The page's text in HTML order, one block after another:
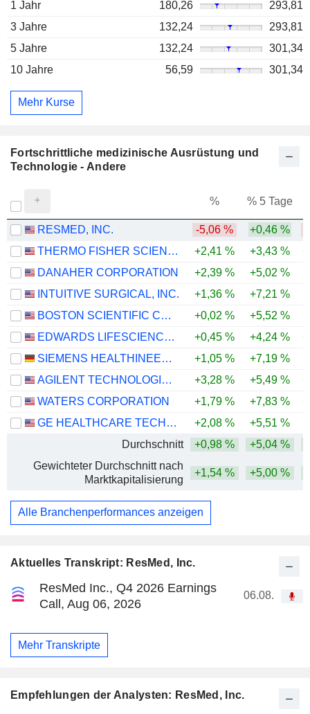
Aktuelles Transkript: ResMed, Inc.
ResMed Inc., Q4 2026 Earnings
Call, Aug 06, 2026
06.08.
Mehr Transkripte
Empfehlungen der Analysten: ResMed, Inc.
1 Jahr
180,26
293,81
3 Jahre
132,24
293,81
5 Jahre
132,24
301,34
10 Jahre
56,59 301,34
Mehr Kurse
Fortschrittliche medizinische Ausrüstung und
Technologie - Andere
% % 5 Tage
RESMED, INC. -5,06 % +0,46 %
THERMO FISHER SCIENTIFIC, INC.
+2,41 % +3,43 %
DANAHER CORPORATION
+2,39 % +5,02 %
INTUITIVE SURGICAL, INC.
+1,36 % +7,21 %
BOSTON SCIENTIFIC CORPORATION
+0,02 % +5,52 %
EDWARDS LIFESCIENCES CORPORATION
+0,45 % +4,24 %
SIEMENS HEALTHINEERS AG
+1,05 % +7,19 %
AGILENT TECHNOLOGIES, INC.
+3,28 % +5,49 %
WATERS CORPORATION
+1,79 % +7,83 %
GE HEALTHCARE TECHNOLOGIES INC.
+2,08 % +5,51 %
Durchschnitt
+0,98 % +5,04 %
Gewichteter Durchschnitt nach
Marktkapitalisierung
+1,54 % +5,00 %
Alle Branchenperformances anzeigen